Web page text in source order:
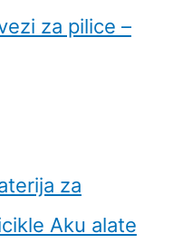
za pilice –
za
Aku alate